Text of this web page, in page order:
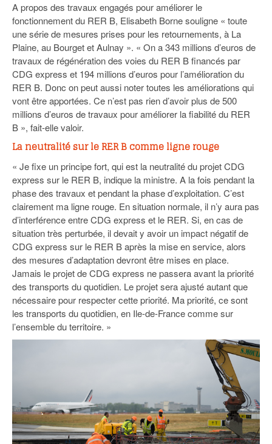
A propos des travaux engagés pour améliorer le
fonctionnement du RER B, Elisabeth Borne souligne « toute
une série de mesures prises pour les retournements, à La
Plaine, au Bourget et Aulnay ». « On a 343 millions d’euros de
travaux de régénération des voies du RER B financés par
CDG express et 194 millions d’euros pour l’amélioration du
RER B. Donc on peut aussi noter toutes les améliorations qui
vont être apportées. Ce n’est pas rien d’avoir plus de 500
millions d’euros de travaux pour améliorer la fiabilité du RER
B », fait-elle valoir.
La neutralité sur le RER B comme ligne rouge
« Je fixe un principe fort, qui est la neutralité du projet CDG
express sur le RER B, indique la ministre. A la fois pendant la
phase des travaux et pendant la phase d’exploitation. C’est
clairement ma ligne rouge. En situation normale, il n’y aura pas
d’interférence entre CDG express et le RER. Si, en cas de
situation très perturbée, il devait y avoir un impact négatif de
CDG express sur le RER B après la mise en service, alors
des mesures d’adaptation devront être mises en place.
Jamais le projet de CDG express ne passera avant la priorité
des transports du quotidien. Le projet sera ajusté autant que
nécessaire pour respecter cette priorité. Ma priorité, ce sont
les transports du quotidien, en Ile-de-France comme sur
l’ensemble du territoire. »